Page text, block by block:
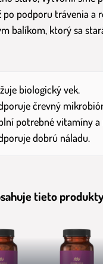
po podporu trávenia a
balíkom, ktorý sa
biologický vek.
črevný
potrebné vitamíny a
dobrú náladu.
tieto